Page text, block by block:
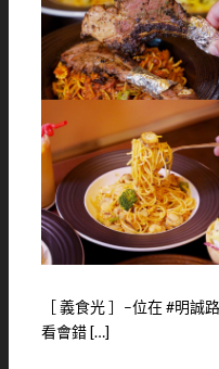
［ 義食光 ］–位在 #明誠
看會錯 […]